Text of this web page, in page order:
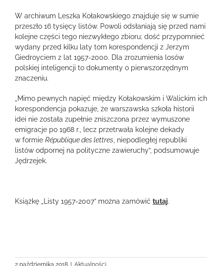
W archiwum Leszka Kołakowskiego znajduje się w sumie
przeszło 16 tysięcy listów. Powoli odsłaniają się przed nami
kolejne części tego niezwykłego zbioru; dość przypomnieć
wydany przed kilku laty tom korespondencji z Jerzym
Giedroyciem z lat 1957-2000. Dla zrozumienia losów
polskiej inteligencji to dokumenty o pierwszorzędnym
znaczeniu.
„Mimo pewnych napięć między Kołakowskim i Walickim ich
korespondencja pokazuje, że warszawska szkoła historii
idei nie została zupełnie zniszczona przez wymuszone
emigracje po 1968 r., lecz przetrwała kolejne dekady
w formie République des lettres , niepodległej republiki
listów odpornej na polityczne zawieruchy”, podsumowuje
Jędrzejek.
Książkę „Listy 1957-2007” można zamówić tutaj.
2 października 2018 Aktualności